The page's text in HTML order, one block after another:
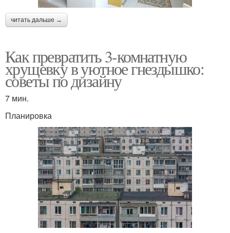
читать дальше →
Как превратить 3-комнатную
хрущевку в уютное гнездышко:
советы по дизайну
7 мин.
Планировка